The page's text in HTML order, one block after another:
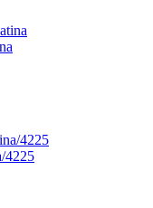
4225